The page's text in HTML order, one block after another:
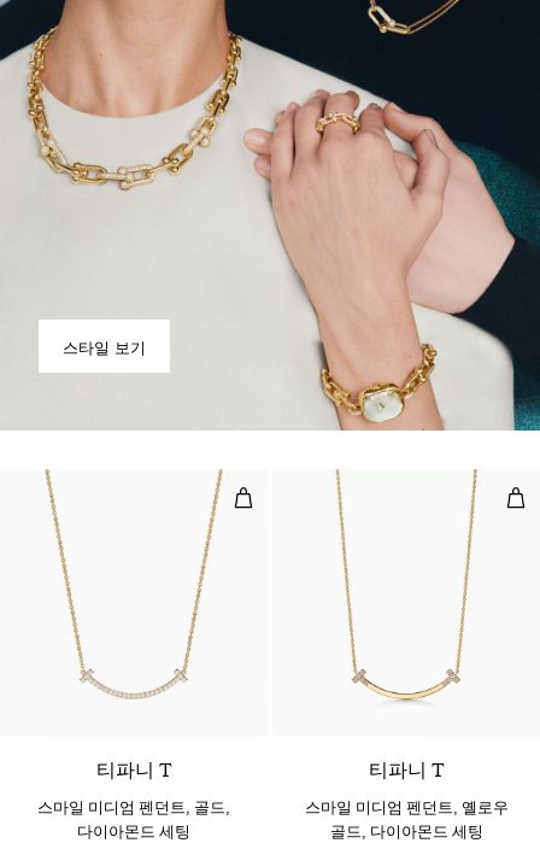
스타일 보기
스마일 미디엄 펜던트, 골드, 다이아
3 소재
티파니 T
스마일 미디엄 펜던트, 골드,
다이아몬드 세팅
스
티파니 T
스마일 미디엄 펜던트, 옐로우
골드, 다이아몬드 세팅